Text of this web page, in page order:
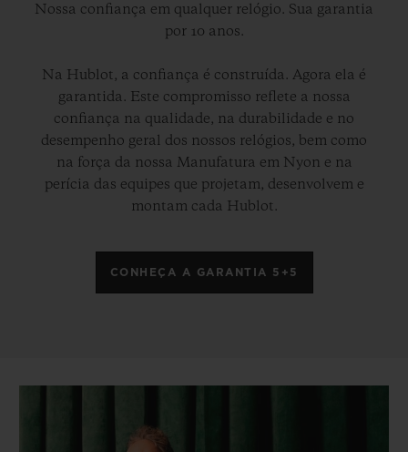
Nossa confiança em qualquer relógio. Sua garantia
por 10 anos.
Na Hublot, a confiança é construída. Agora ela é
garantida. Este compromisso reflete a nossa
confiança na qualidade, na durabilidade e no
desempenho geral dos nossos relógios, bem como
na força da nossa Manufatura em Nyon e na
perícia das equipes que projetam, desenvolvem e
montam cada Hublot.
CONHEÇA A GARANTIA 5+5